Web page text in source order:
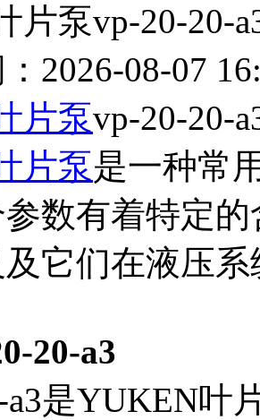
片泵vp-20-20-
2026-08-07
片泵vp-20-20-
片泵是一种常
数有着特定
它们在液压
20-a3
a3是YUKEN叶